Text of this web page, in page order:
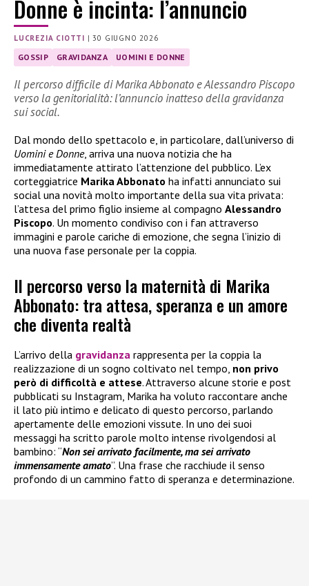
Donne è incinta: l’annuncio
LUCREZIA CIOTTI |30 GIUGNO 2026
GOSSIP GRAVIDANZA UOMINI E DONNE
Il percorso difficile di Marika Abbonato e Alessandro Piscopo
verso la genitorialità: l’annuncio inatteso della gravidanza
sui social.
Dal mondo dello spettacolo e, in particolare, dall’universo di
Uomini e Donne, arriva una nuova notizia che ha
immediatamente attirato l’attenzione del pubblico. L’ex
corteggiatrice Marika Abbonato ha infatti annunciato sui
social una novità molto importante della sua vita privata:
l’attesa del primo figlio insieme al compagno Alessandro
Piscopo. Un momento condiviso con i fan attraverso
immagini e parole cariche di emozione, che segna l’inizio di
una nuova fase personale per la coppia.
Il percorso verso la maternità di Marika
Abbonato: tra attesa, speranza e un amore
che diventa realtà
L’arrivo della gravidanza rappresenta per la coppia la
realizzazione di un sogno coltivato nel tempo, non privo
però di difficoltà e attese. Attraverso alcune storie e post
pubblicati su Instagram, Marika ha voluto raccontare anche
il lato più intimo e delicato di questo percorso, parlando
apertamente delle emozioni vissute. In uno dei suoi
messaggi ha scritto parole molto intense rivolgendosi al
bambino: “Non sei arrivato facilmente, ma sei arrivato
immensamente amato”. Una frase che racchiude il senso
profondo di un cammino fatto di speranza e determinazione.